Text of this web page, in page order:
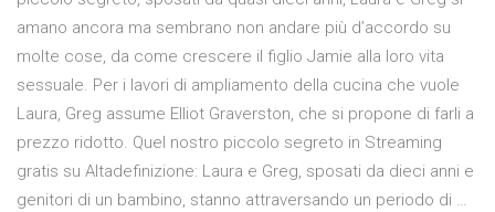
amano ancora ma sembrano non andare più d’accordo su
molte cose, da come crescere il figlio Jamie alla loro vita
sessuale. Per i lavori di ampliamento della cucina che vuole
Laura, Greg assume Elliot Graverston, che si propone di farli a
prezzo ridotto. Quel nostro piccolo segreto in Streaming
gratis su Altadefinizione: Laura e Greg, sposati da dieci anni e
genitori di un bambino, stanno attraversando un periodo di …